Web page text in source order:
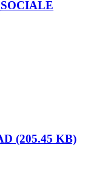
(205.45 KB)